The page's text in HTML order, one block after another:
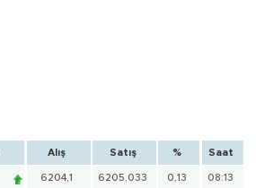
Alış Satış % Saat
6204,1 6205,033 0,13 08:13